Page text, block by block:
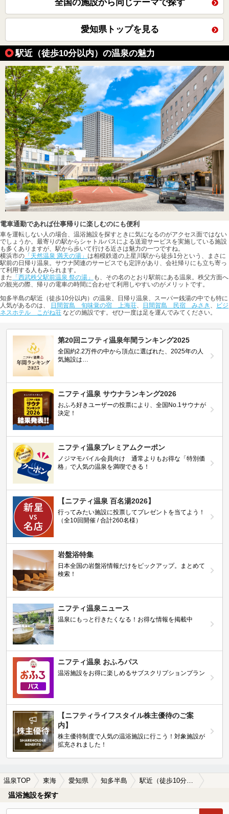
全国の施設から同じテーマで探す
愛知県トップを見る
駅近（徒歩10分以内）の温泉の魅力
電車通勤であれば仕事帰りに楽しむのにも便利
車を運転しない人の場合、温浴施設を探すときに気になるのがアクセス面ではない
でしょうか。最寄りの駅からシャトルバスによる送迎サービスを実施している施設
も多くありますが、駅から歩いて行ける近さは魅力の一つですね。
横浜市の 「天然温泉 満天の湯」 は相模鉄道の上星川駅から徒歩1分という、まさに
駅前の日帰り温泉。サウナ関連のサービスでも定評があり、会社帰りにも立ち寄っ
て利用する人もみられます。
また 「西武秩父駅前温泉 祭の湯」
も、その名のとおり駅前にある温泉。秩父方面へ
の観光の際、帰りの電車の時間に合わせて利用しやすいのがメリットです。
知多半島の駅近（徒歩10分以内）の温泉、日帰り温泉、スーパー銭湯の中でも特に
人気があるのは、
日間賀島 旬味覚の宿 上海荘、 日間賀島 民宿 みさき 、
ビジ
ネスホテル こがね荘 などの施設です。ぜひ一度は足を運んでみてください。
第20回ニフティ温泉年間ランキング2025
全国約2.2万件の中から頂点に選ばれた、2025年の人
気施設は…
ニフティ温泉 サウナランキング2026
おふろ好きユーザーの投票により、全国No.1サウナが
決定！
ニフティ温泉プレミアムクーポン
ノジマモバイル会員向け 通常よりもお得な「特別価
格」で人気の温泉を満喫できる！
【ニフティ温泉 百名湯2026】
行ってみたい施設に投票してプレゼントを当てよう！
（全10回開催 / 合計260名様）
岩盤浴特集
日本全国の岩盤浴情報だけをピックアップ。まとめて
検索！
ニフティ温泉ニュース
温泉にもっと行きたくなる！お得な情報を掲載中
ニフティ温泉 おふろパス
温浴施設をお得に楽しめるサブスクリプションプラン
【ニフティライフスタイル株主優待のご案
内】
株主優待制度で人気の温浴施設に行こう！対象施設が
拡充されました！
温泉TOP 東海 愛知県 知多半島 駅近（徒歩10分以内）の知多半島の温泉、日帰り温泉、スーパー銭湯おすすめ
温浴施設を探す